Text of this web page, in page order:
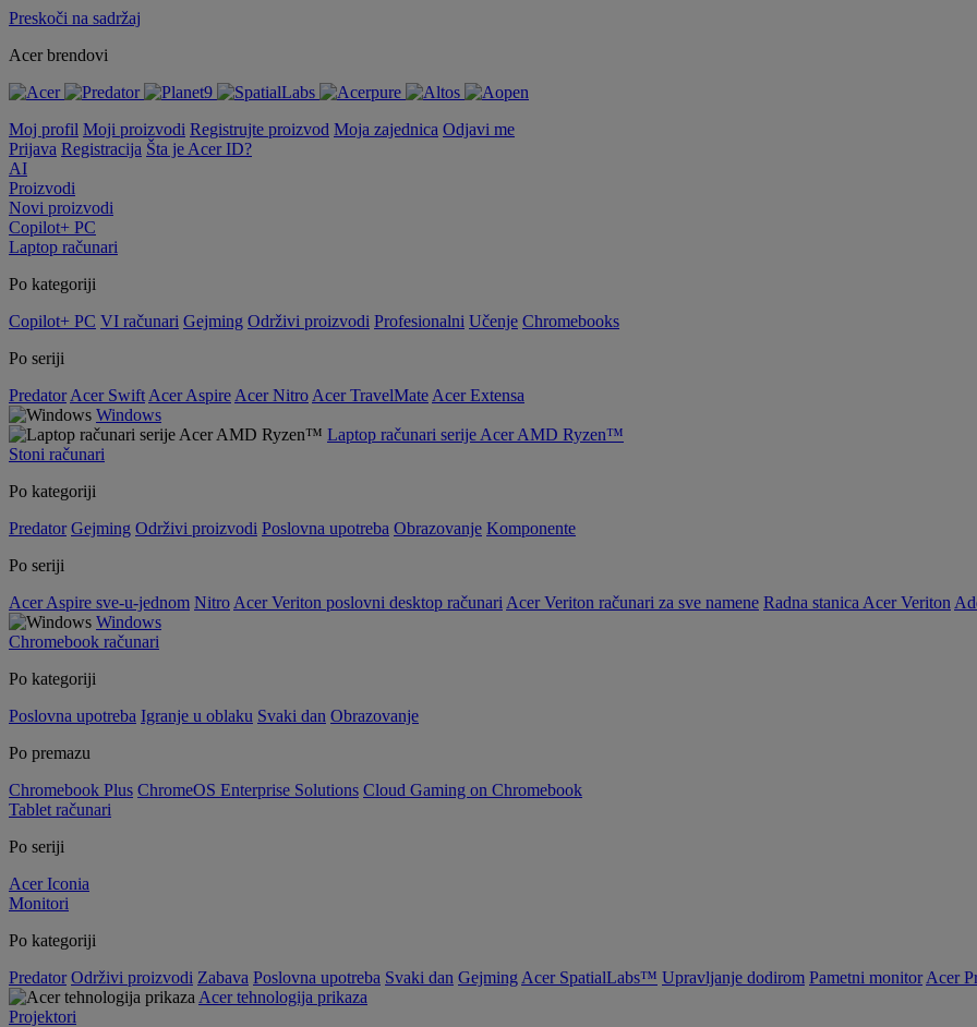
Preskoči na sadržaj
Acer brendovi
Moj profil Moji proizvodi Registrujte proizvod Moja zajednica Odjavi me
Prijava Registracija Šta je Acer ID?
AI
Proizvodi
Novi proizvodi
Copilot+ PC
Laptop računari
Po kategoriji
Copilot+ PC VI računari Gejming Održivi proizvodi Profesionalni Učenje Chromebooks
Po seriji
Predator Acer Swift Acer Aspire Acer Nitro Acer TravelMate Acer Extensa
Windows
Laptop računari serije Acer AMD Ryzen™
Stoni računari
Po kategoriji
Predator Gejming Održivi proizvodi Poslovna upotreba Obrazovanje Komponente
Po seriji
Acer Aspire sve-u-jednom Nitro Acer Veriton poslovni desktop računari Acer Veriton računari za sve namene Radna stanica Acer Veriton
Windows
Chromebook računari
Po kategoriji
Poslovna upotreba Igranje u oblaku Svaki dan Obrazovanje
Po premazu
Chromebook Plus ChromeOS Enterprise Solutions Cloud Gaming on Chromebook
Tablet računari
Po seriji
Acer Iconia
Monitori
Po kategoriji
Predator Održivi proizvodi Zabava Poslovna upotreba Svaki dan Gejming Acer SpatialLabs™ Upravljanje dodirom Pametni monitor Acer
Acer tehnologija prikaza
Projektori